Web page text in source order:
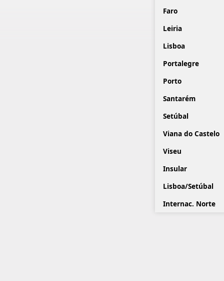
Faro
Leiria
Lisboa
Portalegre
Porto
Santarém
Setúbal
Viana do Castelo
Viseu
Insular
Lisboa/Setúbal
Internac. Norte